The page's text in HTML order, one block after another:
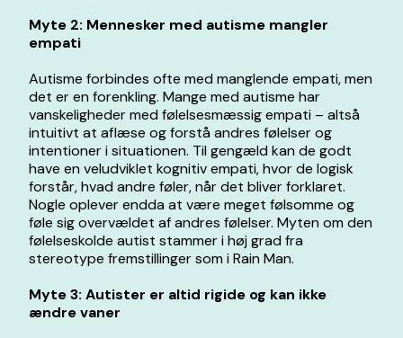
Myte 2: Mennesker med autisme mangler
empati
Autisme forbindes ofte med manglende empati, men
det er en forenkling. Mange med autisme har
vanskeligheder med følelsesmæssig empati – altså
intuitivt at aflæse og forstå andres følelser og
intentioner i situationen. Til gengæld kan de godt
have en veludviklet kognitiv empati, hvor de logisk
forstår, hvad andre føler, når det bliver forklaret.
Nogle oplever endda at være meget følsomme og
føle sig overvældet af andres følelser. Myten om den
følelseskolde autist stammer i høj grad fra
stereotype fremstillinger som i Rain Man.
Myte 3: Autister er altid rigide og kan ikke
ændre vaner